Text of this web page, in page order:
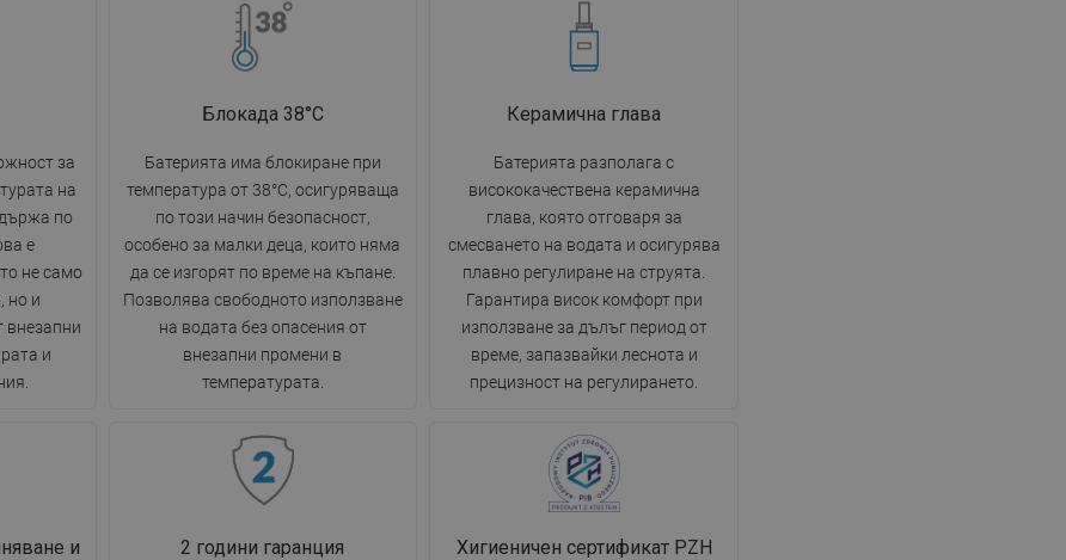
за
на
по
е
не само
но и
внезапни
и
Блокада 38°C
Батерията има блокиране при
температура от 38°C, осигуряваща
по този начин безопасност,
особено за малки деца, които няма
да се изгорят по време на къпане.
Позволява свободното използване
на водата без опасения от
внезапни промени в
температурата.
Керамична глава
Батерията разполага с
висококачествена керамична
глава, която отговаря за
смесването на водата и осигурява
плавно регулиране на струята.
Гарантира висок комфорт при
използване за дълъг период от
време, запазвайки леснота и
прецизност на регулирането.
и
2 години гаранция Хигиеничен сертификат PZH